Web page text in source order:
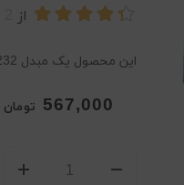
از
این محصول یک مبدل RS232 به RS485 می باشد و جهت ارتباط دو طرفه باسیم در مسافت های بالا کاربرد دارد.
567,000 تومان